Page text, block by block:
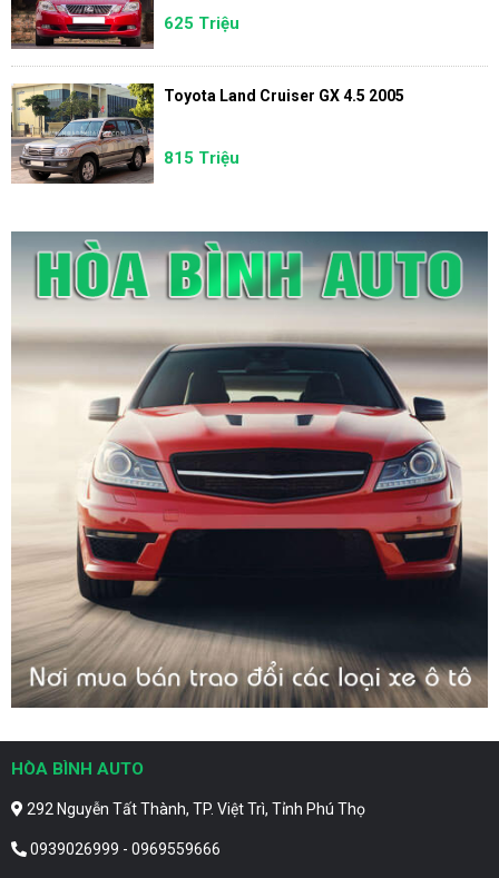
625 Triệu
Toyota Land Cruiser GX 4.5 2005
815 Triệu
HÒA BÌNH AUTO
292 Nguyễn Tất Thành, TP. Việt Trì, Tỉnh Phú Thọ
0939026999 - 0969559666